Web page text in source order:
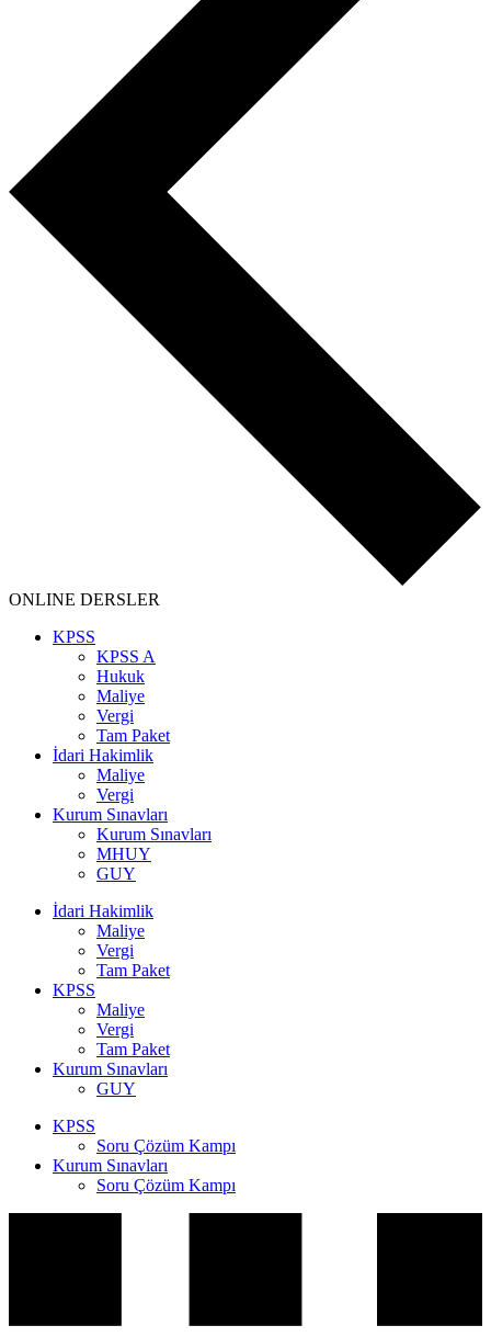
ONLINE DERSLER
KPSS
KPSS A
Hukuk
Maliye
Vergi
Tam Paket
İdari Hakimlik
Maliye
Vergi
Kurum Sınavları
Kurum Sınavları
MHUY
GUY
İdari Hakimlik
Maliye
Vergi
Tam Paket
KPSS
Maliye
Vergi
Tam Paket
Kurum Sınavları
GUY
KPSS
Soru Çözüm Kampı
Kurum Sınavları
Soru Çözüm Kampı